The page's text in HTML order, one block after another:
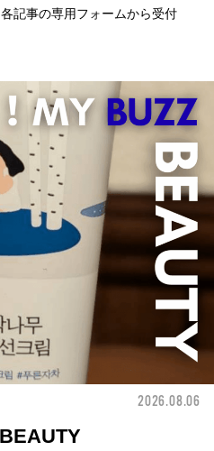
記事の専用フォームから受付
2026.08.06